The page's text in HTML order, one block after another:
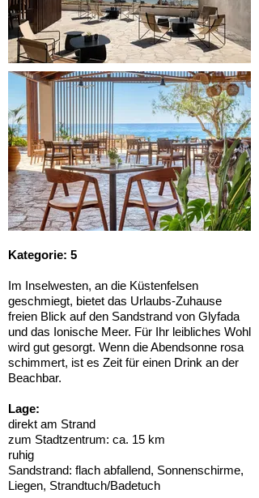
Kategorie: 5
Im Inselwesten, an die Küstenfelsen
geschmiegt, bietet das Urlaubs-Zuhause
freien Blick auf den Sandstrand von Glyfada
und das Ionische Meer. Für Ihr leibliches Wohl
wird gut gesorgt. Wenn die Abendsonne rosa
schimmert, ist es Zeit für einen Drink an der
Beachbar.
Lage:
direkt am Strand
zum Stadtzentrum: ca. 15 km
ruhig
Sandstrand: flach abfallend, Sonnenschirme,
Liegen, Strandtuch/Badetuch